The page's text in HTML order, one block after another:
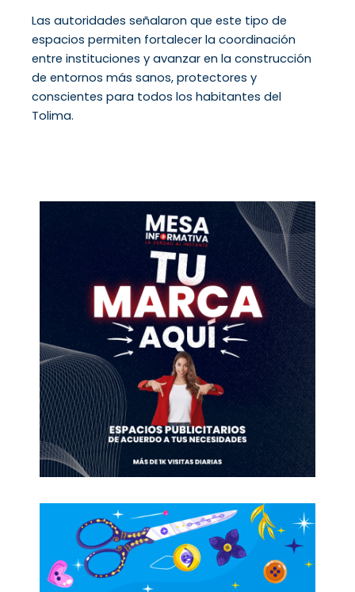
Las autoridades señalaron que este tipo de
espacios permiten fortalecer la coordinación
entre instituciones y avanzar en la construcción
de entornos más sanos, protectores y
conscientes para todos los habitantes del
Tolima.